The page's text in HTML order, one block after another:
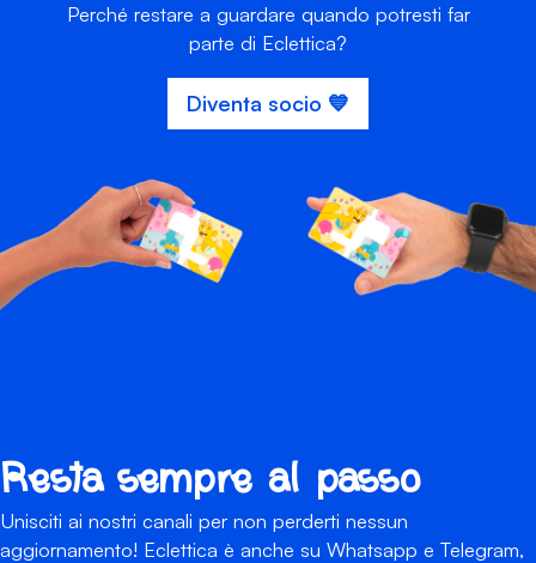
Perché restare a guardare quando potresti far
parte di Eclettica?
Diventa socio 💙
Resta sempre al passo
Unisciti ai nostri canali per non perderti nessun
aggiornamento! Eclettica è anche su Whatsapp e Telegram,